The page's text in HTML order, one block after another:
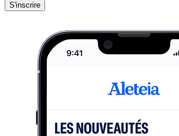
S'inscrire